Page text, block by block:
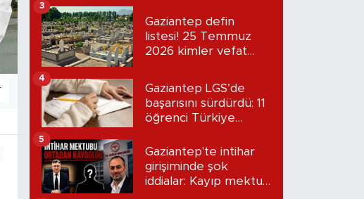
Gaziantep defin
listesi! 25 Temmuz
2026 kimler vefat
3
Gaziantep LGS’de
başarısını sürdürdü: 11
öğrenci Türkiye
4
Gaziantep'te intihar
girişiminde şok
iddialar: Kayıp mektup
5